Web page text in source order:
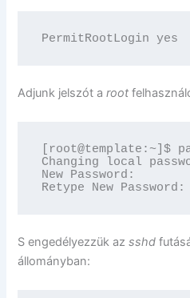
PermitRootLogin yes
Adjunk jelszót aroot
[root@template:~]$
Changing local
New Password:
Retype New Password:
S engedélyezzük azsshd
állományban: